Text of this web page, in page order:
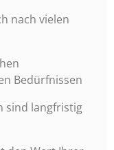
nach vielen
Bedürfnissen
sind langfristig